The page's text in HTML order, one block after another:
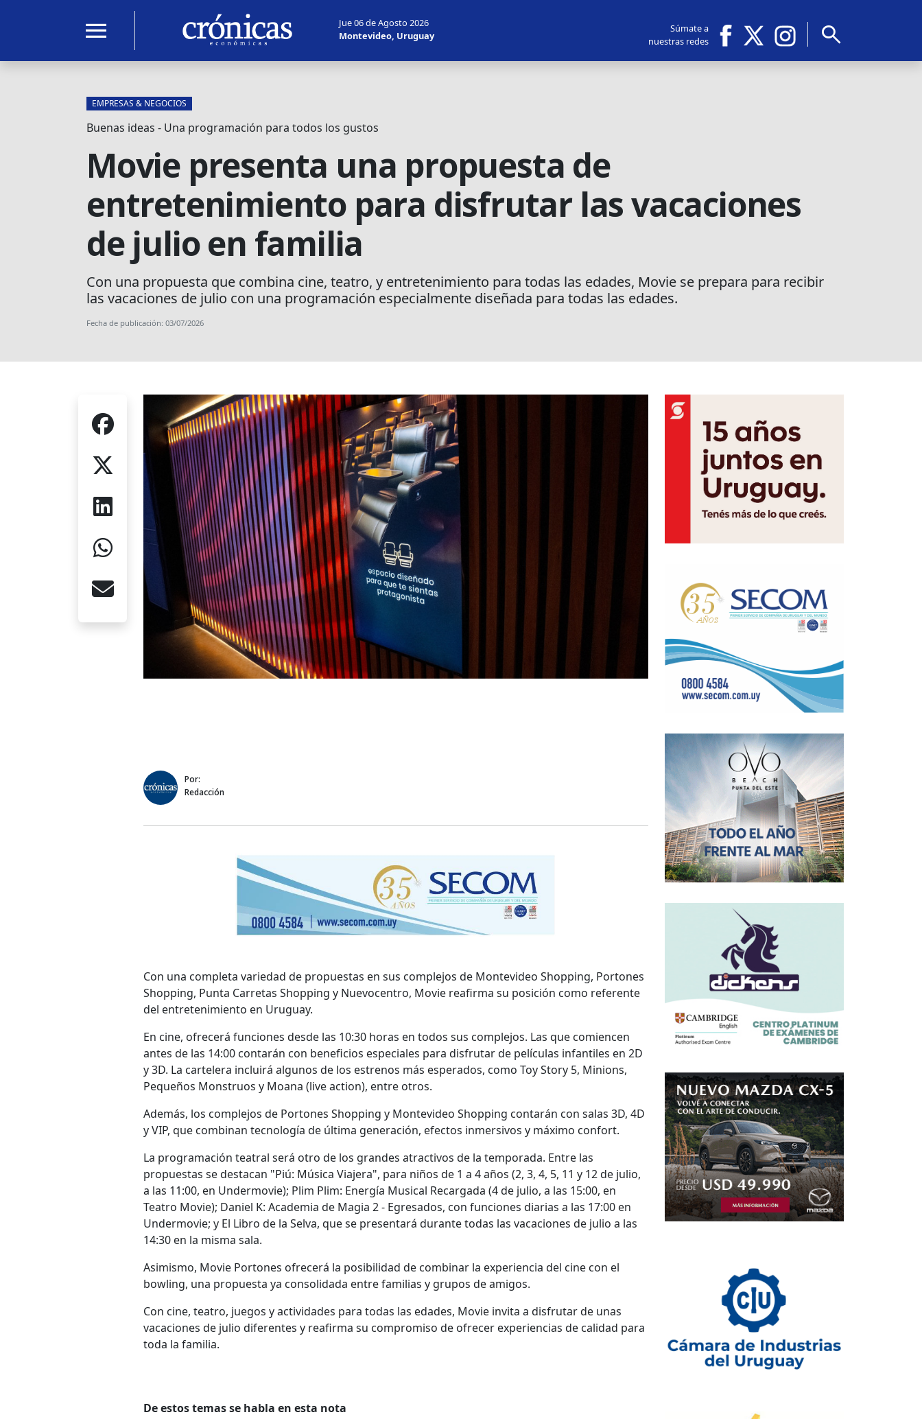
menu
Jue 06 de Agosto 2026
Montevideo, Uruguay
Súmate a
nuestras redes
search
EMPRESAS & NEGOCIOS
Buenas ideas - Una programación para todos los gustos
Movie presenta una propuesta de
entretenimiento para disfrutar las vacaciones
de julio en familia
Con una propuesta que combina cine, teatro, y entretenimiento para todas las edades, Movie se prepara para recibir
las vacaciones de julio con una programación especialmente diseñada para todas las edades.
Fecha de publicación: 03/07/2026
Por:
Redacción
Con una completa variedad de propuestas en sus complejos de Montevideo Shopping, Portones
Shopping, Punta Carretas Shopping y Nuevocentro, Movie reafirma su posición como referente
del entretenimiento en Uruguay.
En cine, ofrecerá funciones desde las 10:30 horas en todos sus complejos. Las que comiencen
antes de las 14:00 contarán con beneficios especiales para disfrutar de películas infantiles en 2D
y 3D. La cartelera incluirá algunos de los estrenos más esperados, como Toy Story 5, Minions,
Pequeños Monstruos y Moana (live action), entre otros.
Además, los complejos de Portones Shopping y Montevideo Shopping contarán con salas 3D, 4D
y VIP, que combinan tecnología de última generación, efectos inmersivos y máximo confort.
La programación teatral será otro de los grandes atractivos de la temporada. Entre las
propuestas se destacan "Piú: Música Viajera", para niños de 1 a 4 años (2, 3, 4, 5, 11 y 12 de julio,
a las 11:00, en Undermovie); Plim Plim: Energía Musical Recargada (4 de julio, a las 15:00, en
Teatro Movie); Daniel K: Academia de Magia 2 - Egresados, con funciones diarias a las 17:00 en
Undermovie; y El Libro de la Selva, que se presentará durante todas las vacaciones de julio a las
14:30 en la misma sala.
Asimismo, Movie Portones ofrecerá la posibilidad de combinar la experiencia del cine con el
bowling, una propuesta ya consolidada entre familias y grupos de amigos.
Con cine, teatro, juegos y actividades para todas las edades, Movie invita a disfrutar de unas
vacaciones de julio diferentes y reafirma su compromiso de ofrecer experiencias de calidad para
toda la familia.
De estos temas se habla en esta nota